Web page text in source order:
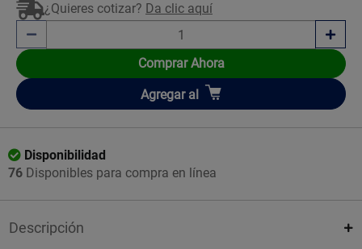
¿Quieres cotizar? Da clic aquí
Comprar Ahora
Añadir
Agregar al
Disponibilidad
76 Disponibles para compra en línea
Descripción